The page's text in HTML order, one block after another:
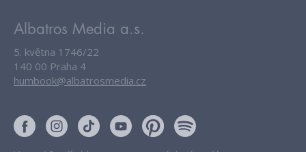
Albatros Media a.s.
5. května 1746/22
140 00 Praha 4
humbook@albatrosmedia.cz